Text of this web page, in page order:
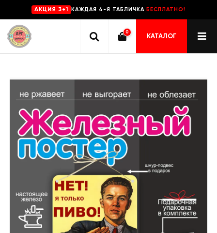
AKЦИЯ 3+1 КАЖДАЯ 4-Я ТАБЛИЧКА БЕСПЛАТНО!
0
КАТАЛОГ